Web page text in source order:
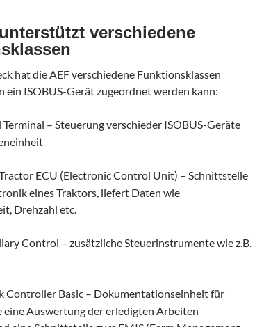
verschiedene
hat die AEF verschiedene Funktionsklassen
ein ISOBUS-Gerät zugeordnet werden kann:
Terminal – Steuerung verschieder ISOBUS-Geräte
ECU (Electronic Control Unit) – Schnittstelle
eines Traktors, liefert Daten wie
Drehzahl etc.
Control – zusätzliche Steuerinstrumente wie z.B.
Controller Basic – Dokumentationseinheit für
eine Auswertung der erledigten Arbeiten